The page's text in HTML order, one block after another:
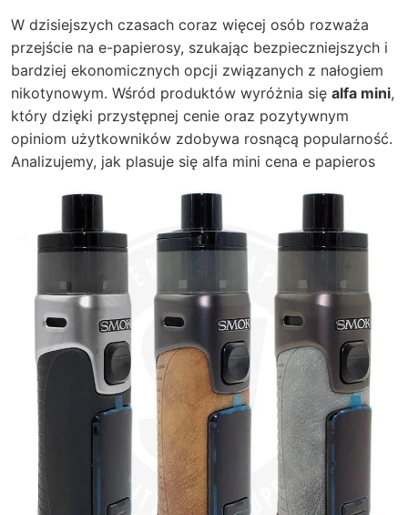
W dzisiejszych czasach coraz więcej osób rozważa
przejście na e-papierosy, szukając bezpieczniejszych i
bardziej ekonomicznych opcji związanych z nałogiem
nikotynowym. Wśród produktów wyróżnia się alfa mini,
który dzięki przystępnej cenie oraz pozytywnym
opiniom użytkowników zdobywa rosnącą popularność.
Analizujemy, jak plasuje się alfa mini cena e papieros